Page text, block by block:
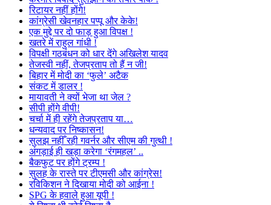
रिटायर नहीं होंगे!
कांग्रेसी खेवनहार पप्पू और केके!
एक मुद्दे पर दो फाड़ हुआ विपक्ष !
खतरे में राहुल गांधी !
विपक्षी गठबंधन को धार देंगे अखिलेश यादव
तेजस्वी नहीं, तेजप्रताप तो हैं न जी!
बिहार में मोदी का ‘फुले’ अटैक
संकट में डालर !
मायावती ने क्यों भेजा था जेल ?
सीपी होंगे वीपी!
चर्चा में ही रहेंगे तेजप्रताप या…
धन्यवाद पर निष्कासन!
सुलझ नहीँ रही गवर्नर और सीएम की गुत्थी !
अंगड़ाई ही खड़ा करेगा ‘रंगमहल’ ..
बैकफुट पर होंगे ट्रम्प !
सुलह के रास्ते पर टीएमसी और कांग्रेस!
रविकिशन ने दिखाया मोदी को आईना !
SPG के हवाले हुआ यूपी !